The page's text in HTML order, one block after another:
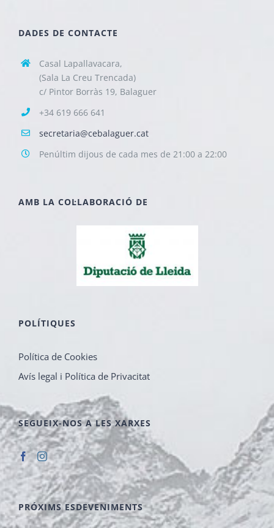
DADES DE CONTACTE
Casal Lapallavacara,
(Sala La Creu Trencada)
c/ Pintor Borràs 19, Balaguer
+34 619 666 641
secretaria@cebalaguer.cat
Penúltim dijous de cada mes de 21:00 a 22:00
AMB LA COL·LABORACIÓ DE
POLÍTIQUES
Política de Cookies
Avís legal i Política de Privacitat
SEGUEIX-NOS A LES XARXES
PRÓXIMS ESDEVENIMENTS